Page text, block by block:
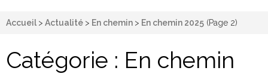
Accueil > Actualité > En chemin > En chemin 2025 (Page 2)
Catégorie : En chemin